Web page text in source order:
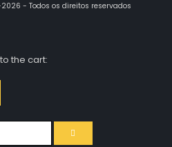
- Todos os direitos reservados
the cart: